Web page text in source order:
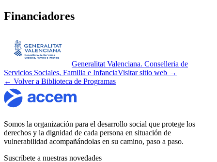
Financiadores
Generalitat Valenciana. Conselleria de
Servicios Sociales, Familia e InfanciaVisitar sitio web →
← Volver a Biblioteca de Programas
Somos la organización para el desarrollo social que protege los
derechos y la dignidad de cada persona en situación de
vulnerabilidad acompañándolas en su camino, paso a paso.
Suscríbete a nuestras novedades